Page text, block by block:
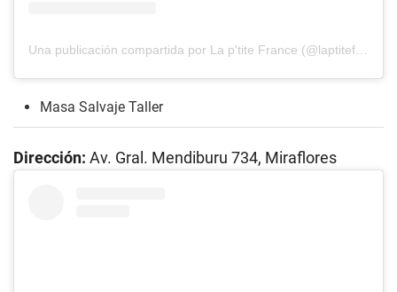
Una publicación compartida por La p'tite France (@laptitefrance)
Masa Salvaje Taller
Dirección: Av. Gral. Mendiburu 734, Miraflores